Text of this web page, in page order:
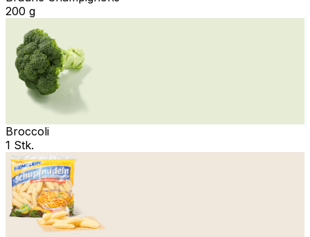
200 g
Broccoli
1 Stk.